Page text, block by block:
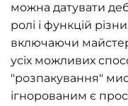
можна датувати
ролі і функцій
включаючи
усіх можливих
"розпакування"
ігнорованим є